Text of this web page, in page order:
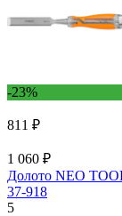
-23%
811 ₽
1 060 ₽
Долото NEO
37-918
5